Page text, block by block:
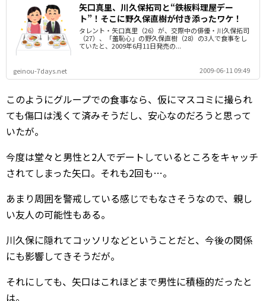
矢口真里、川久保拓司と“鉄板料理屋デー
ト”！そこに野久保直樹が付き添ったワケ！
タレント・矢口真里（26）が、交際中の俳優・川久保拓司
（27）、「羞恥心」の野久保直樹（28）の3人で食事をし
ていたと、2009年6月11日発売の...
geinou-7days.net 2009-06-11 09:49
このようにグループでの食事なら、仮にマスコミに撮られ
ても傷口は浅くて済みそうだし、安心なのだろうと思って
いたが。
今度は堂々と男性と2人でデートしているところをキャッチ
されてしまった矢口。それも2回も…。
あまり周囲を警戒している感じでもなさそうなので、親し
い友人の可能性もある。
川久保に隠れてコッソリなどということだと、今後の関係
にも影響してきそうだが。
それにしても、矢口はこれほどまで男性に積極的だったと
は。